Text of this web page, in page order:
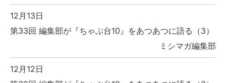
12月13日
第33回 編集部が『ちゃぶ台10』をあつあつに語る（3）
ミシマガ編集部
12月12日